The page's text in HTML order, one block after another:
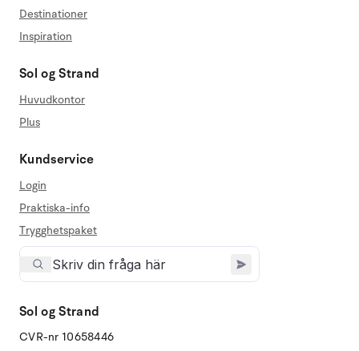
Destinationer
Inspiration
Sol og Strand
Huvudkontor
Plus
Kundservice
Login
Praktiska-info
Trygghetspaket
Sol og Strand
CVR-nr 10658446